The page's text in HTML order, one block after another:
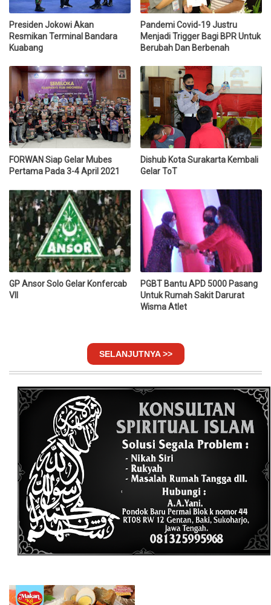
Presiden Jokowi Akan
Resmikan Terminal Bandara
Kuabang
Pandemi Covid-19 Justru
Menjadi Trigger Bagi BPR Untuk
Berubah Dan Berbenah
FORWAN Siap Gelar Mubes
Pertama Pada 3-4 April 2021
Dishub Kota Surakarta Kembali
Gelar ToT
GP Ansor Solo Gelar Konfercab
VII
PGBT Bantu APD 5000 Pasang
Untuk Rumah Sakit Darurat
Wisma Atlet
SELANJUTNYA >>